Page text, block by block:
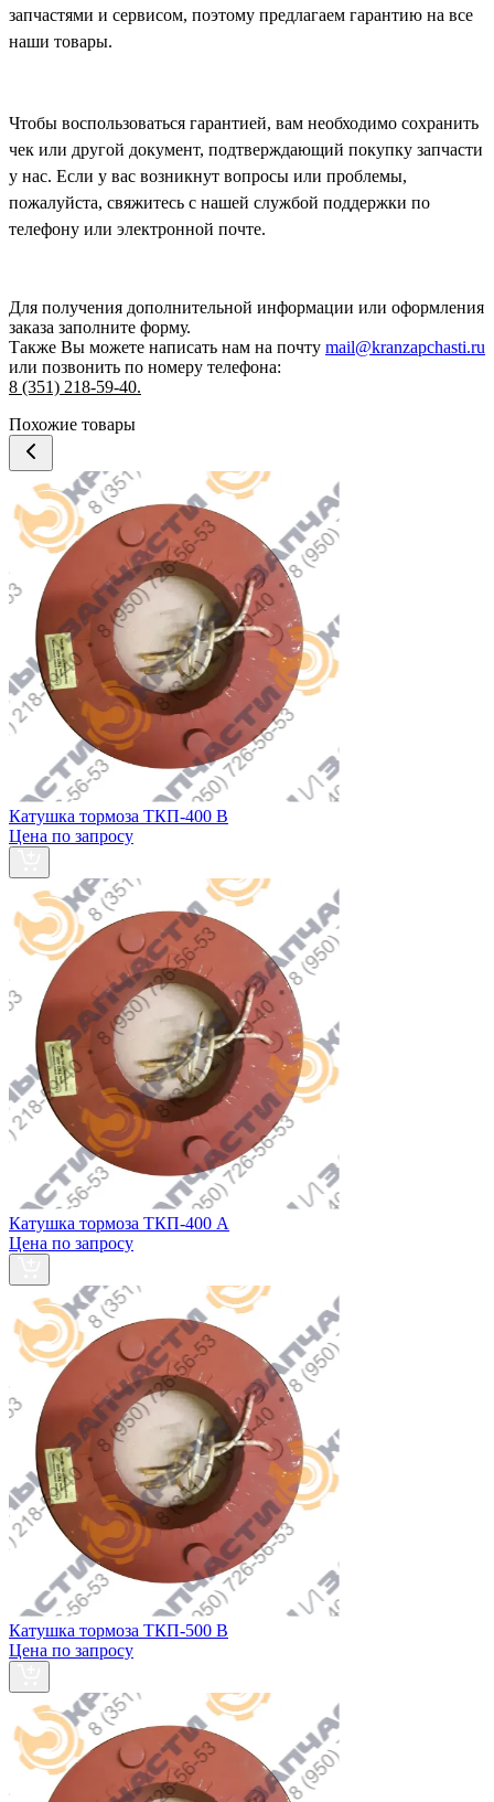
запчастями и сервисом, поэтому предлагаем гарантию на все
наши товары.
Чтобы воспользоваться гарантией, вам необходимо сохранить
чек или другой документ, подтверждающий покупку запчасти
у нас. Если у вас возникнут вопросы или проблемы,
пожалуйста, свяжитесь с нашей службой поддержки по
телефону или электронной почте.
Для получения дополнительной информации или оформления
заказа заполните форму.
Также Вы можете написать нам на почту mail@kranzapchasti.ru
или позвонить по номеру телефона:
8 (351) 218-59-40.
Похожие товары
Катушка тормоза ТКП-400 В
Цена по запросу
Катушка тормоза ТКП-400 А
Цена по запросу
Катушка тормоза ТКП-500 В
Цена по запросу